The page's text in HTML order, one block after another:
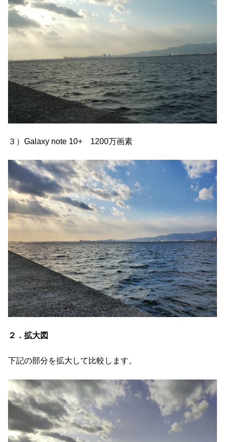
３）Galaxy note 10+ 1200万画素
２．拡大図
下記の部分を拡大して比較します。